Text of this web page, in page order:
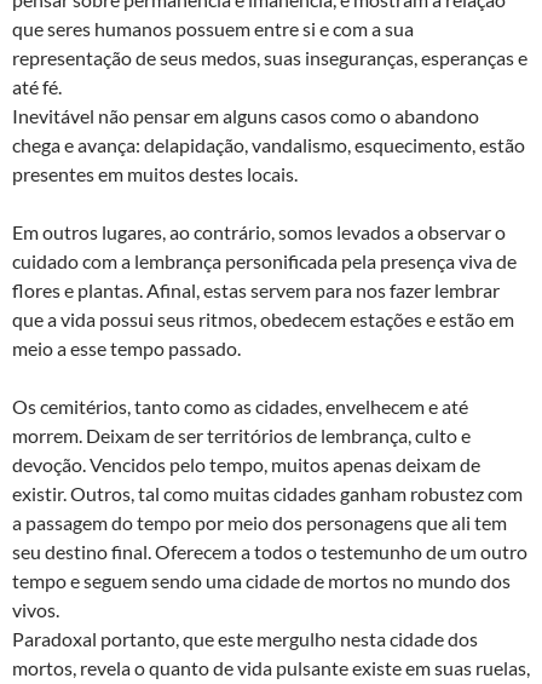
que seres humanos possuem entre si e com a sua
representação de seus medos, suas inseguranças, esperanças e
até fé.
Inevitável não pensar em alguns casos como o abandono
chega e avança: delapidação, vandalismo, esquecimento, estão
presentes em muitos destes locais.
Em outros lugares, ao contrário, somos levados a observar o
cuidado com a lembrança personificada pela presença viva de
flores e plantas. Afinal, estas servem para nos fazer lembrar
que a vida possui seus ritmos, obedecem estações e estão em
meio a esse tempo passado.
Os cemitérios, tanto como as cidades, envelhecem e até
morrem. Deixam de ser territórios de lembrança, culto e
devoção. Vencidos pelo tempo, muitos apenas deixam de
existir. Outros, tal como muitas cidades ganham robustez com
a passagem do tempo por meio dos personagens que ali tem
seu destino final. Oferecem a todos o testemunho de um outro
tempo e seguem sendo uma cidade de mortos no mundo dos
vivos.
Paradoxal portanto, que este mergulho nesta cidade dos
mortos, revela o quanto de vida pulsante existe em suas ruelas,